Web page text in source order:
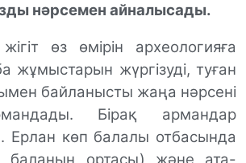
нәрсемен айналысады.
өз өмірін археологияға
жұмыстарын жүргізуді, туған
байланысты жаңа нәрсені
Бірақ армандар
Ерлан көп балалы отбасында